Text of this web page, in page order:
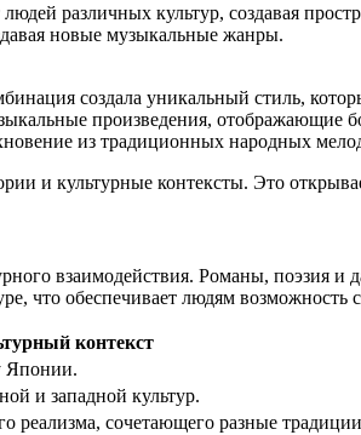
различных культур, создавая
новые музыкальные жанры.
создала уникальный стиль,
произведения, отображающие
из традиционных народных
и культурные контексты. Это
взаимодействия. Романы, поэзия
что обеспечивает людям возможность
контекст
Японии.
и западной культур.
реализма, сочетающего разные